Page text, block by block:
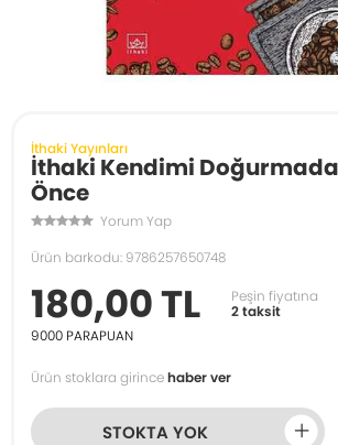
İthaki Yayınları
İthaki Kendimi
Önce
Yorum Yap
Ürün barkodu: 9786257650748
180,00 TL
Peşin fiyatına
2 taksit
9000 PARAPUAN
Ürün stoklara girincehaber ver
STOKTA YOK